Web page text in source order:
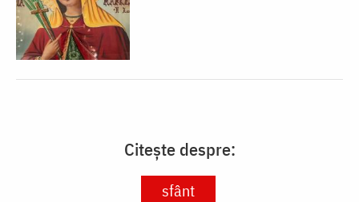
Citește despre:
sfânt